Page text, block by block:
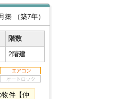
築 （築7年）
階数
2階建
件【仲